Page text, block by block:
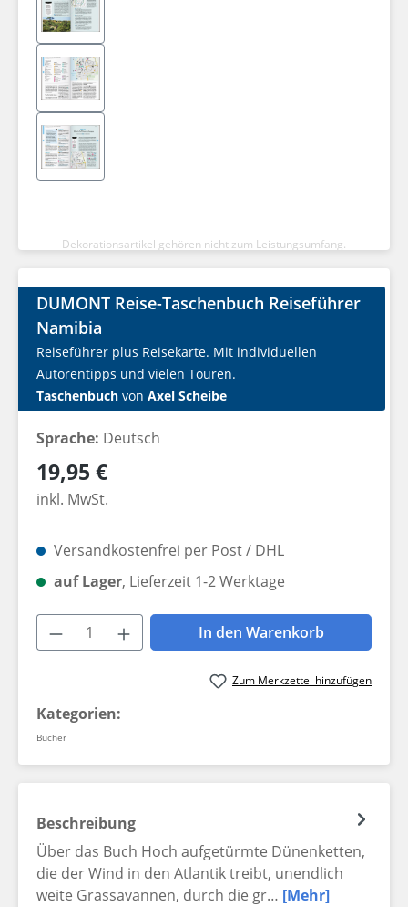
Dekorationsartikel gehören nicht zum Leistungsumfang.
DUMONT Reise-Taschenbuch Reiseführer
Namibia
Reiseführer plus Reisekarte. Mit individuellen
Autorentipps und vielen Touren.
Taschenbuch von Axel Scheibe
Sprache: Deutsch
Regulärer Preis:
19,95 €
inkl. MwSt.
Versandkostenfrei per Post / DHL
auf Lager, Lieferzeit 1-2 Werktage
Produkt Anzahl: Gib den
In den Warenkorb
Zum Merkzettel hinzufügen
Kategorien:
Bücher
Beschreibung
Über das Buch Hoch aufgetürmte Dünenketten,
die der Wind in den Atlantik treibt, unendlich
weite Grassavannen, durch die gr… [Mehr]